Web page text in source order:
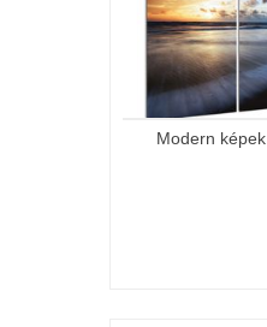
Modern képek